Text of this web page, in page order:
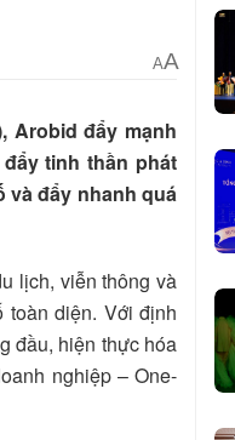
AA
Arobid đẩy mạnh
tinh thần phát
và đẩy nhanh quá
lịch, viễn thông và
toàn diện. Với định
đầu, hiện thực hóa
nghiệp – One-